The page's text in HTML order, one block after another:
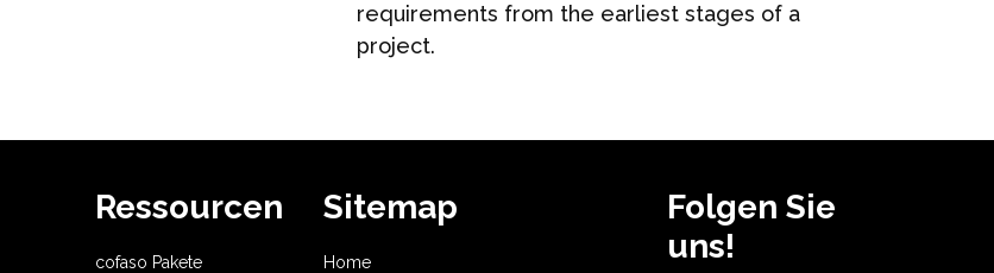
requirements from the earliest stages of a
project.
Ressourcen
cofaso Pakete
Sitemap
Home
Folgen Sie
uns!